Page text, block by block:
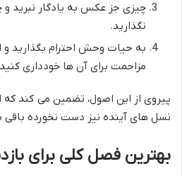
چیزی جز عکس به یادگار نبرید و
نگذارید.
به حیات وحش احترام بگذارید و
مزاحمت برای آن ها خودداری
پیروی از این اصول، تضمین می کند
نسل های آینده نیز دست نخورده باقی
بهترین فصل کلی برای